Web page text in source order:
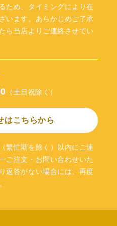
ため、タイミングにより在
います。あらかじめご了承
ら当店よりご連絡させてい
（土日祝除く）
はこちらから
繁忙期を除く）以内にご連
ご注文・お問い合わせいた
返答がない場合には、再度